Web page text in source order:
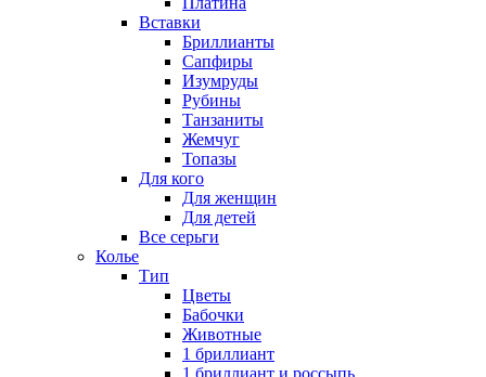
Вставки
Бриллианты
Сапфиры
Изумруды
Рубины
Танзаниты
Жемчуг
Топазы
Для кого
Для женщин
Для детей
Все серьги
Колье
Тип
Цветы
Бабочки
Животные
1 бриллиант
1 бриллиант и россыпь